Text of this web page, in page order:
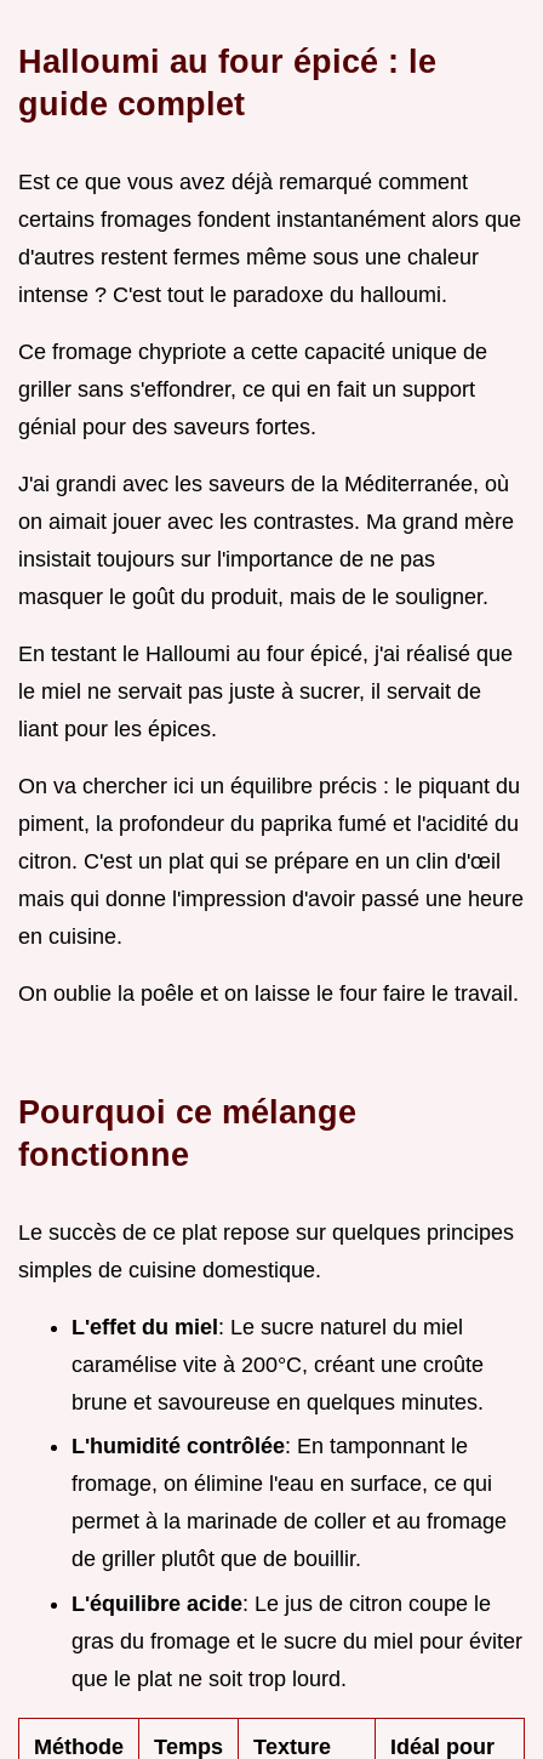
Halloumi au four épicé : le
guide complet
Est ce que vous avez déjà remarqué comment
certains fromages fondent instantanément alors que
d'autres restent fermes même sous une chaleur
intense ? C'est tout le paradoxe du halloumi.
Ce fromage chypriote a cette capacité unique de
griller sans s'effondrer, ce qui en fait un support
génial pour des saveurs fortes.
J'ai grandi avec les saveurs de la Méditerranée, où
on aimait jouer avec les contrastes. Ma grand mère
insistait toujours sur l'importance de ne pas
masquer le goût du produit, mais de le souligner.
En testant le Halloumi au four épicé, j'ai réalisé que
le miel ne servait pas juste à sucrer, il servait de
liant pour les épices.
On va chercher ici un équilibre précis : le piquant du
piment, la profondeur du paprika fumé et l'acidité du
citron. C'est un plat qui se prépare en un clin d'œil
mais qui donne l'impression d'avoir passé une heure
en cuisine.
On oublie la poêle et on laisse le four faire le travail.
Pourquoi ce mélange
fonctionne
Le succès de ce plat repose sur quelques principes
simples de cuisine domestique.
L'effet du miel: Le sucre naturel du miel
caramélise vite à 200°C, créant une croûte
brune et savoureuse en quelques minutes.
L'humidité contrôlée: En tamponnant le
fromage, on élimine l'eau en surface, ce qui
permet à la marinade de coller et au fromage
de griller plutôt que de bouillir.
L'équilibre acide: Le jus de citron coupe le
gras du fromage et le sucre du miel pour éviter
que le plat ne soit trop lourd.
Méthode Temps Texture Idéal pour